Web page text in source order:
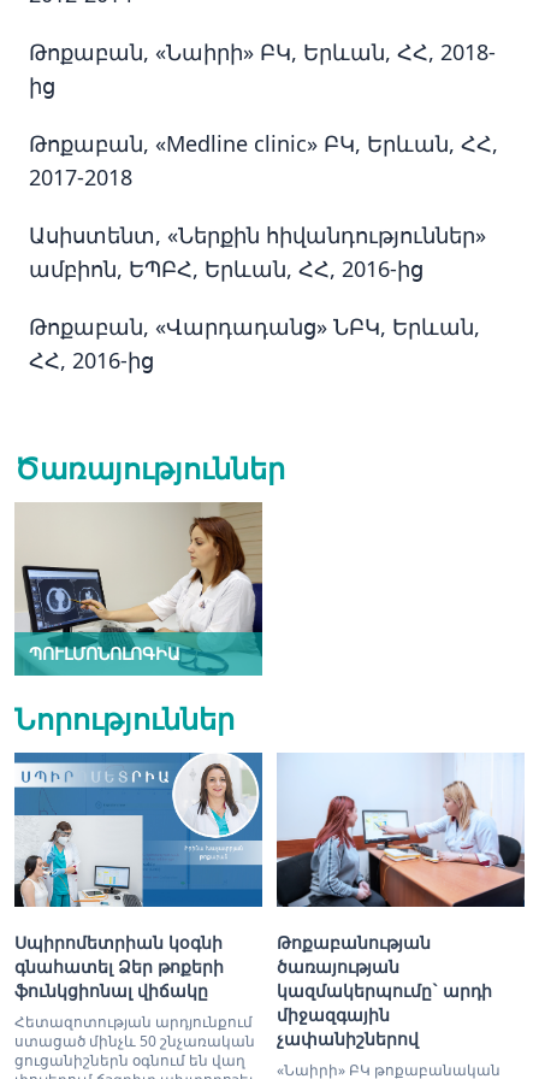
Թոքաբան, «Նաիրի» ԲԿ, Երևան, ՀՀ, 2018-
ից
Թոքաբան, «Medline clinic» ԲԿ, Երևան, ՀՀ,
2017-2018
Ասիստենտ, «Ներքին հիվանդություններ»
ամբիոն, ԵՊԲՀ, Երևան, ՀՀ, 2016-ից
Թոքաբան, «Վարդադանց» ՆԲԿ, Երևան,
ՀՀ, 2016-ից
Ծառայություններ
ՊՈՒԼՄՈՆՈԼՈԳԻԱ
Նորություններ
Սպիրոմետրիան կօգնի
գնահատել Ձեր թոքերի
ֆունկցիոնալ վիճակը
Հետազոտության արդյունքում
ստացած մինչև 50 շնչառական
ցուցանիշներն օգնում են վաղ
Թոքաբանության
ծառայության
կազմակերպումը` արդի
միջազգային
չափանիշներով
«Նաիրի» ԲԿ թոքաբանական